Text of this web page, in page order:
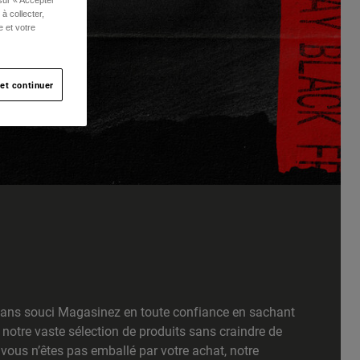
souci Magasinez en toute confiance en sachant
vaste sélection de produits sans craindre de
n’êtes pas emballé par votre achat, notre
collecter,
et votre
continuer